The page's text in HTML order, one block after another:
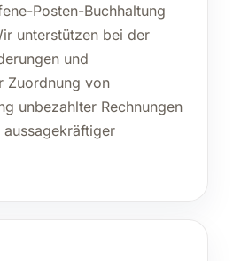
Posten-Buchhaltung
unterstützen bei der
und
Zuordnung von
unbezahlter Rechnungen